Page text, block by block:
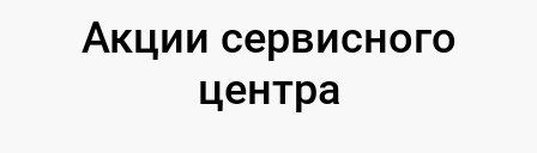
Акции сервисного
центра